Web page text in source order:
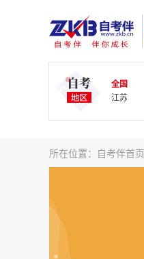
全国
江苏
所在位置： 自考伴首页